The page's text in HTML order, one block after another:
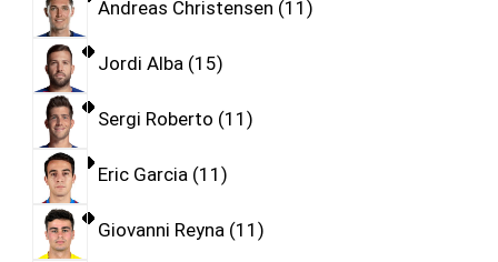
Andreas Christensen 11
Jordi Alba 15
Sergi Roberto 11
Eric Garcia 11
Giovanni Reyna 11